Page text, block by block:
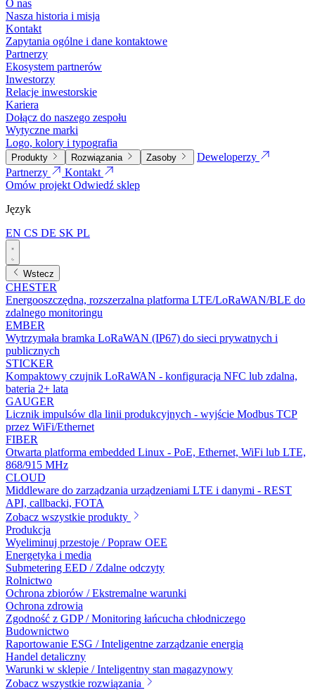
O nas
Nasza historia i misja
Kontakt
Zapytania ogólne i dane kontaktowe
Partnerzy
Ekosystem partnerów
Inwestorzy
Relacje inwestorskie
Kariera
Dołącz do naszego zespołu
Wytyczne marki
Logo, kolory i typografia
Produkty Rozwiązania Zasoby
Deweloperzy
Partnerzy
Kontakt
Omów projektOdwiedź sklep
Język
EN CS DE SK PL
Wstecz
CHESTER
Energooszczędna, rozszerzalna platforma LTE/LoRaWAN/BLE do
zdalnego monitoringu
EMBER
Wytrzymała bramka LoRaWAN (IP67) do sieci prywatnych i
publicznych
STICKER
Kompaktowy czujnik LoRaWAN - konfiguracja NFC lub zdalna,
bateria 2+ lata
GAUGER
Licznik impulsów dla linii produkcyjnych - wyjście Modbus TCP
przez WiFi/Ethernet
FIBER
Otwarta platforma embedded Linux - PoE, Ethernet, WiFi lub LTE,
868/915 MHz
CLOUD
Middleware do zarządzania urządzeniami LTE i danymi - REST
API, callbacki, FOTA
Zobacz wszystkie produkty
Produkcja
Wyeliminuj przestoje / Popraw OEE
Energetyka i media
Submetering EED / Zdalne odczyty
Rolnictwo
Ochrona zbiorów / Ekstremalne warunki
Ochrona zdrowia
Zgodność z GDP / Monitoring łańcucha chłodniczego
Budownictwo
Raportowanie ESG / Inteligentne zarządzanie energią
Handel detaliczny
Warunki w sklepie / Inteligentny stan magazynowy
Zobacz wszystkie rozwiązania